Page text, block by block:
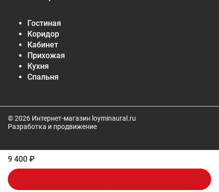
9 400 ₽
Гостиная
Коридор
Кабинет
Прихожая
Кухня
Спальня
© 2026 Интернет-магазин loyminaural.ru
Разработка и продвижение